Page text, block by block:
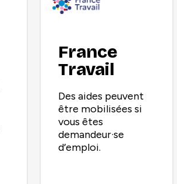
France
Travail
Des aides peuvent
être mobilisées si
vous êtes
demandeur·se
d’emploi.